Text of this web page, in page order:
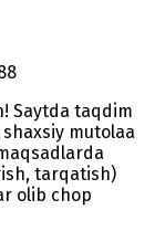
Saytda taqdim
mutolaa
tarqatish)
olib chop